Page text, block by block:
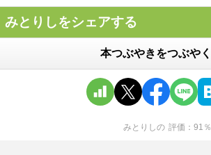
みとりしをシェアする
本つぶやきをつぶやく
みとりしの 評価 91 ％